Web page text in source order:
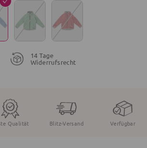
14 Tage
Widerrufsrecht
Qualität Blitz-Versand Verfügbar